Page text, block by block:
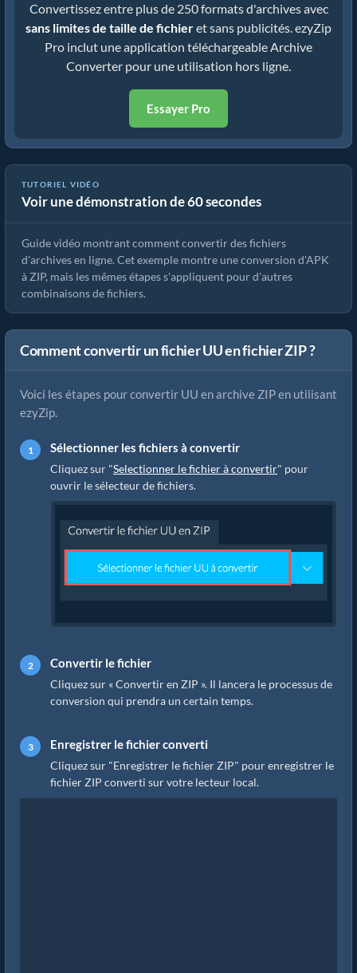
Convertissez entre plus de 250 formats d'archives avec
sans limites de taille de fichieret sans publicités. ezyZip
Pro inclut une application téléchargeable Archive
Converter pour une utilisation hors ligne.
Essayer Pro
TUTORIEL VIDÉO
Voir une démonstration de 60 secondes
Comment convertir des fichiers d'archives avec ezyZip
Guide vidéo montrant comment convertir des fichiers
d'archives en ligne. Cet exemple montre une conversion d'APK
à ZIP, mais les mêmes étapes s'appliquent pour d'autres
combinaisons de fichiers.
Comment convertir un fichier UU en fichier ZIP ?
Voici les étapes pour convertir UU en archive ZIP en utilisant
ezyZip.
Sélectionner les fichiers à convertir
Cliquez sur "Selectionner le fichier à convertir" pour
ouvrir le sélecteur de fichiers.
Convertir le fichier
Cliquez sur « Convertir en ZIP ». Il lancera le processus de
conversion qui prendra un certain temps.
Enregistrer le fichier converti
Cliquez sur "Enregistrer le fichier ZIP" pour enregistrer le
fichier ZIP converti sur votre lecteur local.